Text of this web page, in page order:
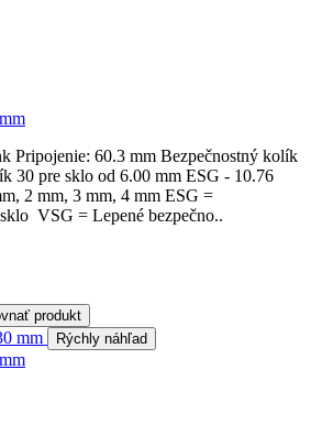
Pripojenie: 60.3 mm Bezpečnostný kolík
30 pre sklo od 6.00 mm ESG - 10.76
2 mm, 3 mm, 4 mm ESG =
VSG = Lepené bezpečno..
produkt
Rýchly náhľad